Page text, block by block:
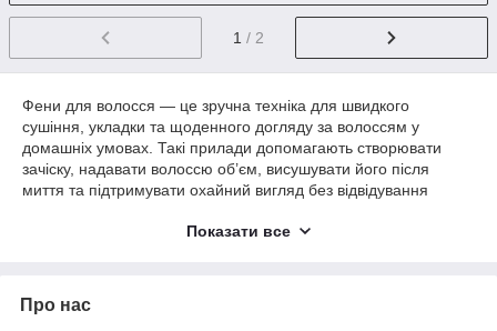
1 / 2
Фени для волосся — це зручна техніка для швидкого
сушіння, укладки та щоденного догляду за волоссям у
домашніх умовах. Такі прилади допомагають створювати
зачіску, надавати волоссю об’єм, висушувати його після
миття та підтримувати охайний вигляд без відвідування
В інтернет-магазині HotBuy ви можете купити фен для
потужністю, температурними режимами, швидкостями
Показати все
Про нас